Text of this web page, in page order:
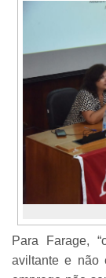
Para Farage,
aviltante e não